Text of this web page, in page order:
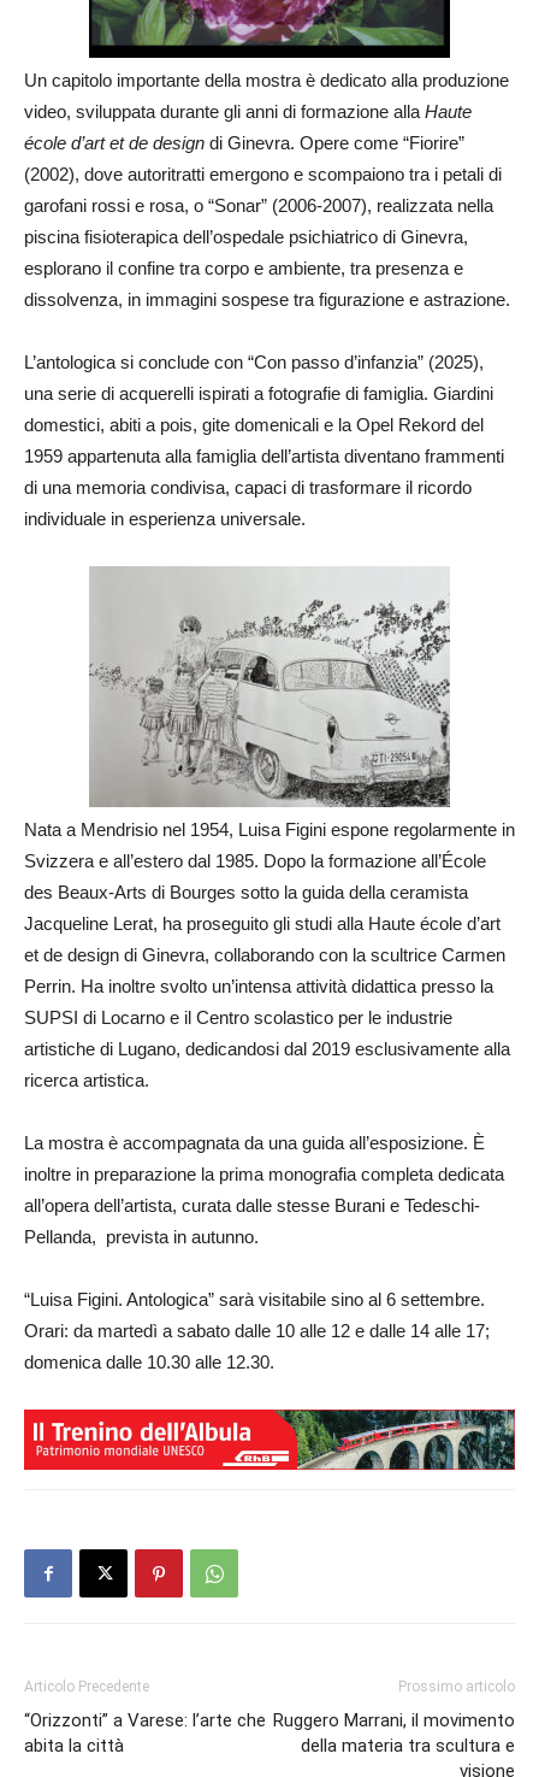
Un capitolo importante della mostra è dedicato alla produzione
video, sviluppata durante gli anni di formazione alla Haute
école d’art et de design di Ginevra. Opere come “Fiorire”
(2002), dove autoritratti emergono e scompaiono tra i petali di
garofani rossi e rosa, o “Sonar” (2006-2007), realizzata nella
piscina fisioterapica dell’ospedale psichiatrico di Ginevra,
esplorano il confine tra corpo e ambiente, tra presenza e
dissolvenza, in immagini sospese tra figurazione e astrazione.
L’antologica si conclude con “Con passo d’infanzia” (2025),
una serie di acquerelli ispirati a fotografie di famiglia. Giardini
domestici, abiti a pois, gite domenicali e la Opel Rekord del
1959 appartenuta alla famiglia dell’artista diventano frammenti
di una memoria condivisa, capaci di trasformare il ricordo
individuale in esperienza universale.
Nata a Mendrisio nel 1954, Luisa Figini espone regolarmente in
Svizzera e all’estero dal 1985. Dopo la formazione all’École
des Beaux-Arts di Bourges sotto la guida della ceramista
Jacqueline Lerat, ha proseguito gli studi alla Haute école d’art
et de design di Ginevra, collaborando con la scultrice Carmen
Perrin. Ha inoltre svolto un’intensa attività didattica presso la
SUPSI di Locarno e il Centro scolastico per le industrie
artistiche di Lugano, dedicandosi dal 2019 esclusivamente alla
ricerca artistica.
La mostra è accompagnata da una guida all’esposizione. È
inoltre in preparazione la prima monografia completa dedicata
all’opera dell’artista, curata dalle stesse Burani e Tedeschi-
Pellanda, prevista in autunno.
“Luisa Figini. Antologica” sarà visitabile sino al 6 settembre.
Orari: da martedì a sabato dalle 10 alle 12 e dalle 14 alle 17;
domenica dalle 10.30 alle 12.30.
Articolo Precedente
“Orizzonti” a Varese: l’arte che
abita la città
Prossimo articolo
Ruggero Marrani, il movimento
della materia tra scultura e
visione